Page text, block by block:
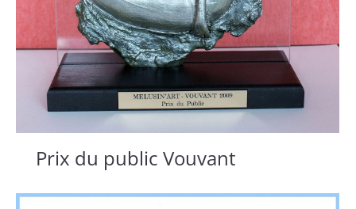
Prix du public Vouvant